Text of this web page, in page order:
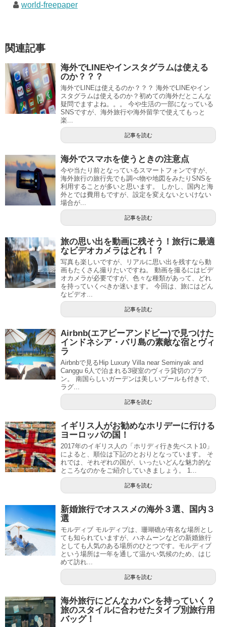
world-freepaper
関連記事
海外でLINEやインスタグラムは使える
のか？？？
海外でLINEは使えるのか？？？ 海外でLINEやイン
スタグラムは使えるのか？初めての海外だとこんな
疑問でますよね。。。 今や生活の一部になっている
SNSですが、海外旅行や海外留学で使えてもっと
楽...
記事を読む
海外でスマホを使うときの注意点
今や当たり前となっているスマートフォンですが、
海外旅行の旅行先でも調べ物や地図をみたりSNSを
利用することが多いと思います。 しかし、国内と海
外とでは費用もですが、設定を変えないといけない
場合が...
記事を読む
旅の思い出を動画に残そう！旅行に最適
なビデオカメラはどれ！？
写真も楽しいですが、リアルに思い出を残すなら動
画もたくさん撮りたいですね。 動画を撮るにはビデ
オカメラが必要ですが、色々な種類があって、どれ
を持っていくべきか迷います。 今回は、旅にはどん
なビデオ...
記事を読む
Airbnb(エアビーアンドビー)で見つけた
インドネシア・バリ島の素敵な宿とヴィ
ラ
Airbnbで見るHip Luxury Villa near Seminyak and
Canggu 6人で泊まれる3寝室のヴィラ貸切のプラ
ン。 南国らしいガーデンは美しいプールも付きで、
ラグ...
記事を読む
イギリス人がお勧めなホリデーに行ける
ヨーロッパの国！
2017年のイギリス人の「ホリディ行き先ベスト10」
によると、順位は下記のとおりとなっています。 そ
れでは、それぞれの国が、いったいどんな魅力的な
ところなのかをご紹介していきましょう。 1...
記事を読む
新婚旅行でオススメの海外３選、国内３
選
モルディブ モルディブは、珊瑚礁が有名な場所とし
ても知られていますが、ハネムーンなどの新婚旅行
としても人気のある場所のひとつです。モルディブ
という場所は一年を通して温かい気候のため、はじ
めて訪れ...
記事を読む
海外旅行にどんなカバンを持っていく？
旅のスタイルに合わせたタイプ別旅行用
バッグ！